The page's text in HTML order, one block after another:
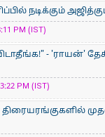
நடிக்கும்
PM (IST)
- 'ராயன்'
PM (IST)